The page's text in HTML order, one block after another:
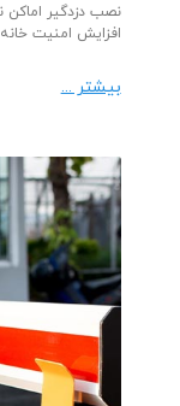
نصب دزدگیر اماکن
افزایش امنیت
بیشتر ...